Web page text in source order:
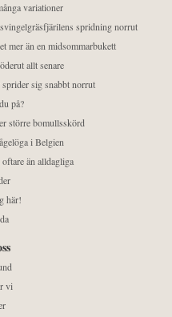
variationer
spridning norrut
mer än en midsommarbukett
allt senare
sig snabbt norrut
på?
större bomullsskörd
i Belgien
än alldagliga
här!
vi